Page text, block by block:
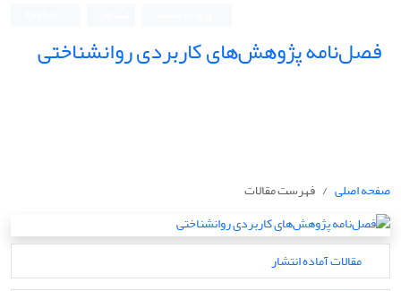
فصل‌نامه پژوهش‌های کاربردی روانشناختی
صفحه اصلی فهرست مقالات
مقالات آماده انتشار